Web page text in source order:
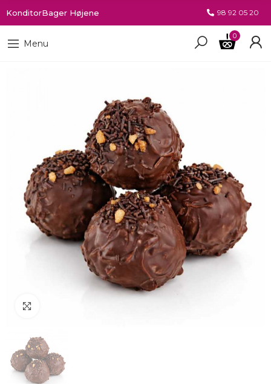
KonditorBager Højene 98 92 05 20
Menu
0